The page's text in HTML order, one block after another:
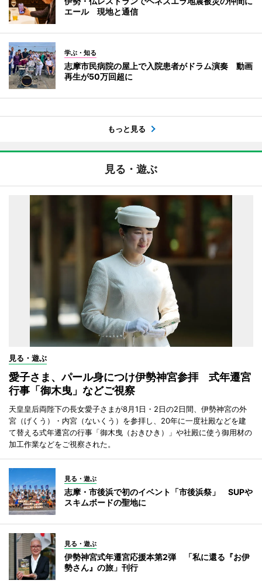
エール 現地と通信
学ぶ・知る
志摩市民病院の屋上で入院患者がドラム演奏 動画
再生が50万回超に
もっと見る
見る・遊ぶ
見る・遊ぶ
愛子さま、パール身につけ伊勢神宮参拝 式年遷宮
行事「御木曳」などご視察
天皇皇后両陛下の長女愛子さまが8月1日・2日の2日間、伊勢神宮の外
宮（げくう）・内宮（ないくう）を参拝し、20年に一度社殿などを建
て替える式年遷宮の行事「御木曳（おきひき）」や社殿に使う御用材の
加工作業などをご視察された。
見る・遊ぶ
志摩・市後浜で初のイベント「市後浜祭」 SUPや
スキムボードの聖地に
見る・遊ぶ
伊勢神宮式年遷宮応援本第2弾 「私に還る『お伊
勢さん』の旅」刊行